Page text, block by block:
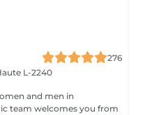
276
L-2240
and men in
team welcomes you from